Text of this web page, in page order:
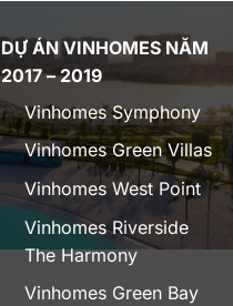
DỰ ÁN VINHOMES NĂM
2017 – 2019
Vinhomes Symphony
Vinhomes Green Villas
Vinhomes West Point
Vinhomes Riverside
The Harmony
Vinhomes Green Bay